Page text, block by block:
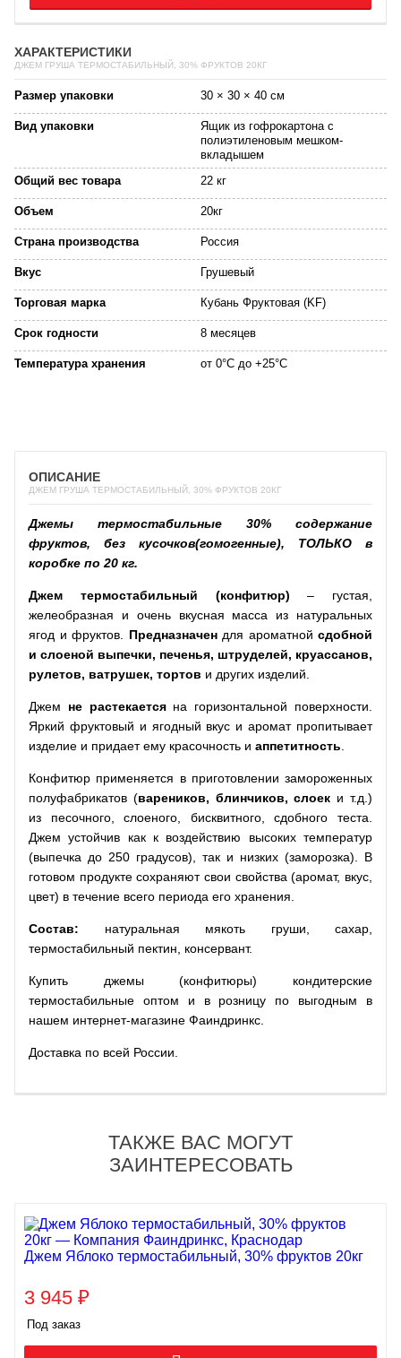
ХАРАКТЕРИСТИКИ
ДЖЕМ ГРУША ТЕРМОСТАБИЛЬНЫЙ, 30% ФРУКТОВ 20КГ
Размер упаковки 30 × 30 × 40 см
Вид упаковки
Ящик из гофрокартона с
полиэтиленовым мешком-
вкладышем
Общий вес товара
22 кг
Объем 20кг
Страна производства Россия
Вкус Грушевый
Торговая марка Кубань Фруктовая (KF)
Срок годности 8 месяцев
Температура хранения от 0°С до +25°С
ОПИСАНИЕ
ДЖЕМ ГРУША ТЕРМОСТАБИЛЬНЫЙ, 30% ФРУКТОВ 20КГ
Джемы термостабильные 30%
содержание
фруктов, без кусочков(гомогенные), ТОЛЬКО в
коробке по 20 кг.
Джем термостабильный (конфитюр) – густая,
желеобразная и очень вкусная масса из натуральных
ягод и фруктов. Предназначендля ароматной сдобной
и слоеной выпечки, печенья, штруделей, круассанов,
рулетов, ватрушек, тортов и других изделий.
Джем не растекаетсяна горизонтальной поверхности.
Яркий фруктовый и ягодный вкус и аромат пропитывает
изделие и придает ему красочность и аппетитность
Конфитюр применяется в приготовлении замороженных
полуфабрикатов (вареников, блинчиков, слоек и т.д.)
из песочного, слоеного, бисквитного, сдобного теста.
Джем устойчив как к воздействию высоких температур
(выпечка до 250 градусов), так и низких (заморозка). В
готовом продукте сохраняют свои свойства (аромат, вкус,
цвет) в течение всего периода его хранения.
Состав: натуральная мякоть груши, сахар,
термостабильный пектин, консервант.
Купить джемы (конфитюры) кондитерские
термостабильные оптом и в розницу по выгодным в
нашем интернет-магазине Фаиндринкс.
Доставка по всей России.
ТАКЖЕ ВАС МОГУТ
ЗАИНТЕРЕСОВАТЬ
Джем Яблоко термостабильный, 30% фруктов 20кг
3 945 ₽
Под заказ